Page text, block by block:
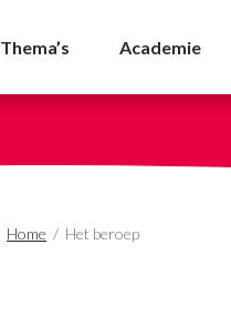
Thema’s Academie
Home / Het beroep